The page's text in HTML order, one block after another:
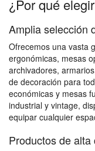
¿Por qué
Amplia selección
Ofrecemos una vasta
ergonómicas, mesas
archivadores,
de decoración para
económicas y mesas
industrial y vintage,
equipar cualquier
Productos de alta